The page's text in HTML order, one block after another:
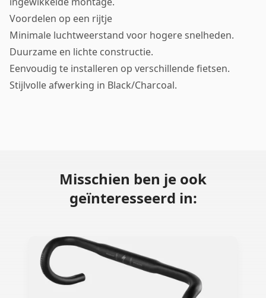
Voordelen op een rijtje
Minimale luchtweerstand voor hogere snelheden.
Duurzame en lichte constructie.
Eenvoudig te installeren op verschillende fietsen.
Stijlvolle afwerking in Black/Charcoal.
Misschien ben je ook
geïnteresseerd in: